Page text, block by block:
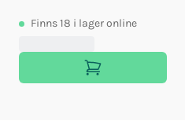
Finns18 i lager online